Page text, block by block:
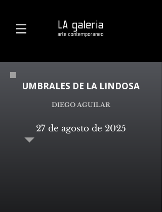
UMBRALES DE LA LINDOSA
DIEGO AGUILAR
27 de agosto de 2025